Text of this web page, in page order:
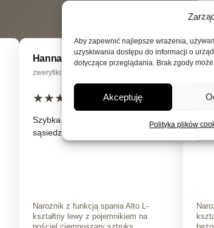
Aby zapewnić najlepsze wrażenia,
uzyskiwania dostępu do informacji o
dotyczące przeglądania. Brak zgody
Akceptuję
Polityka plików
Hanna Biniecki
zweryfikowana opinia
2026-07-08
★★★
Szybka dostawa świetny narożnik -
sąsiedzi zazdroszczą
Narożnik z funkcją spania Alto L-
kształtny lewy z pojemnikiem na
★